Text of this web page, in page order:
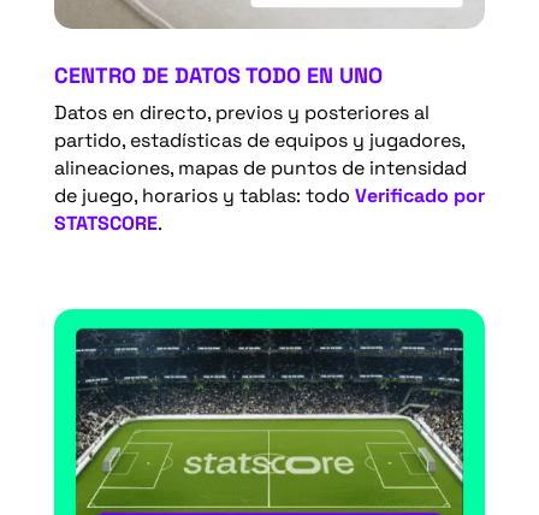
CENTRO DE DATOS TODO EN UNO
Datos en directo, previos y posteriores al
partido, estadísticas de equipos y jugadores,
alineaciones, mapas de puntos de intensidad
de juego, horarios y tablas: todo Verificado por
STATSCORE.